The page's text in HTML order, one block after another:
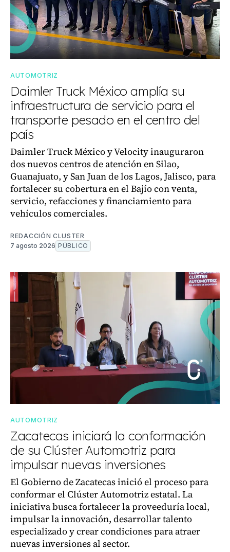
AUTOMOTRIZ
Daimler Truck México amplía su
infraestructura de servicio para el
transporte pesado en el centro del
país
Daimler Truck México y Velocity inauguraron
dos nuevos centros de atención en Silao,
Guanajuato, y San Juan de los Lagos, Jalisco, para
fortalecer su cobertura en el Bajío con venta,
servicio, refacciones y financiamiento para
vehículos comerciales.
REDACCIÓN CLUSTER
7 agosto 2026 PÚBLICO
AUTOMOTRIZ
Zacatecas iniciará la conformación
de su Clúster Automotriz para
impulsar nuevas inversiones
El Gobierno de Zacatecas inició el proceso para
conformar el Clúster Automotriz estatal. La
iniciativa busca fortalecer la proveeduría local,
impulsar la innovación, desarrollar talento
especializado y crear condiciones para atraer
nuevas inversiones al sector.